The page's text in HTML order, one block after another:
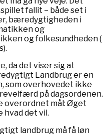
fallit – både set i
bæredygtigheden i
og
og folkesundheden (
da det viser sig at
Landbrug er en
som overhovedet ikke
på dagsordenen.
overordnet mål: Øget
det vil.
landbrug må få løn